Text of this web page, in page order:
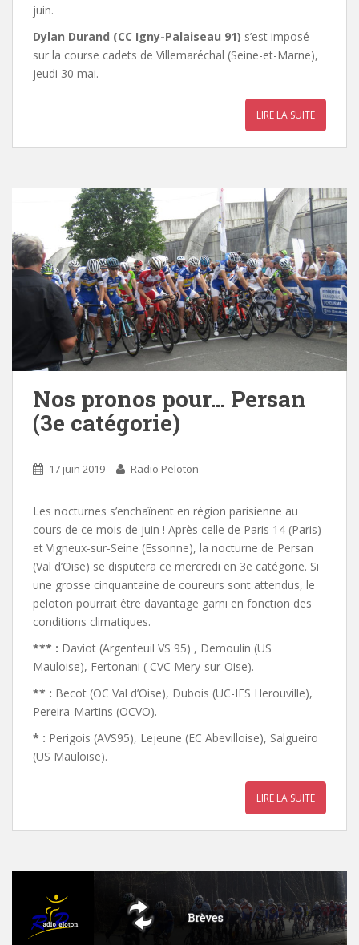
juin.
Dylan Durand (CC Igny-Palaiseau 91) s’est imposé
sur la course cadets de Villemaréchal (Seine-et-Marne),
jeudi 30 mai.
LIRE LA SUITE
Nos pronos pour… Persan
(3e catégorie)
17 juin 2019 Radio Peloton
Les nocturnes s’enchaînent en région parisienne au
cours de ce mois de juin ! Après celle de Paris 14 (Paris)
et Vigneux-sur-Seine (Essonne), la nocturne de Persan
(Val d’Oise) se disputera ce mercredi en 3e catégorie. Si
une grosse cinquantaine de coureurs sont attendus, le
peloton pourrait être davantage garni en fonction des
conditions climatiques.
*** : Daviot (Argenteuil VS 95) , Demoulin (US
Mauloise), Fertonani ( CVC Mery-sur-Oise).
** : Becot (OC Val d’Oise), Dubois (UC-IFS Herouville),
Pereira-Martins (OCVO).
* : Perigois (AVS95), Lejeune (EC Abevilloise), Salgueiro
(US Mauloise).
LIRE LA SUITE